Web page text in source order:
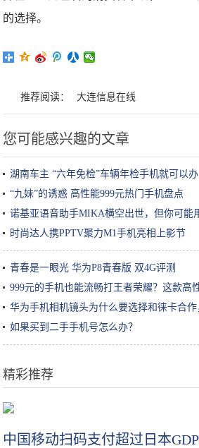
的选择。
推荐阅读： 大连信息在线
您可能感兴趣的文章
湖南车主 “六年免检”车辆年检手机就可以办
“九妹”的诱惑 高性能999元热门手机盘点
诺基亚语音助手MIKA横空出世，但你可能
时尚达人携PPTV聚力M1手机亮相上影节
青春是一眼光 华为P8青春版 双4G评测
999元的手机也能流畅打王者荣耀？这款高
华为手机相机镜头为什么要选择和徕卡合作
如果买到二手手机号怎么办？
精彩推荐
中国移动扫码支付超过日本